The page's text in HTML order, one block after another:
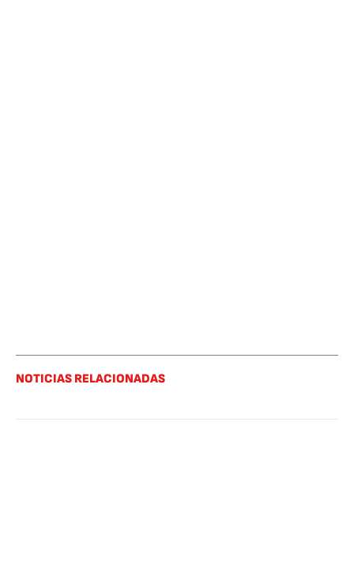
NOTICIAS RELACIONADAS